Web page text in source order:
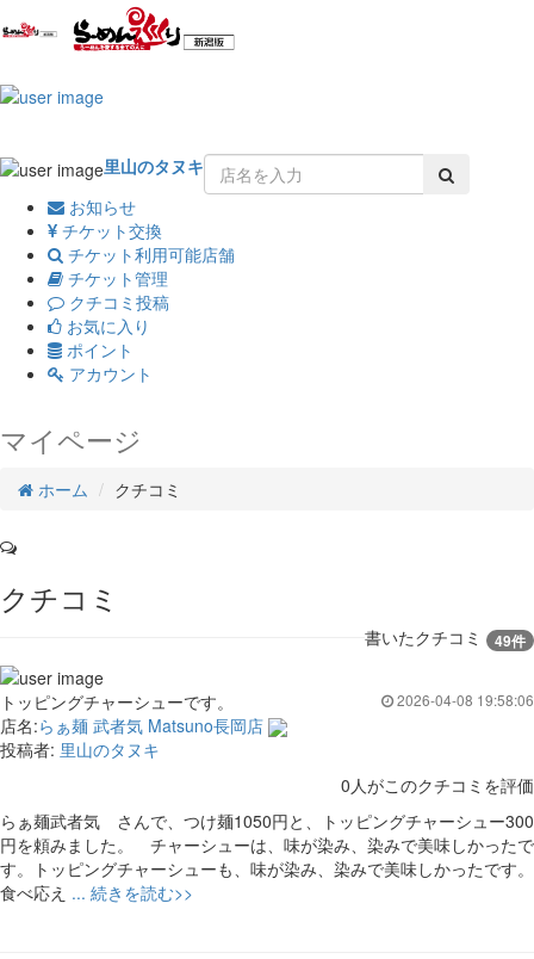
navigation
里山のタヌキ
お知らせ
チケット交換
チケット利用可能店舗
チケット管理
クチコミ投稿
お気に入り
ポイント
アカウント
マイページ
ホーム クチコミ
クチコミ
書いたクチコミ 49件
2026-04-08 19:58:06
トッピングチャーシューです。
店名:らぁ麺 武者気 Matsuno長岡店
投稿者: 里山のタヌキ
0人がこのクチコミを評価
らぁ麺武者気 さんで、つけ麺1050円と、トッピングチャーシュー300
円を頼みました。 チャーシューは、味が染み、染みで美味しかったで
す。トッピングチャーシューも、味が染み、染みで美味しかったです。
食べ応え ... 続きを読む>>